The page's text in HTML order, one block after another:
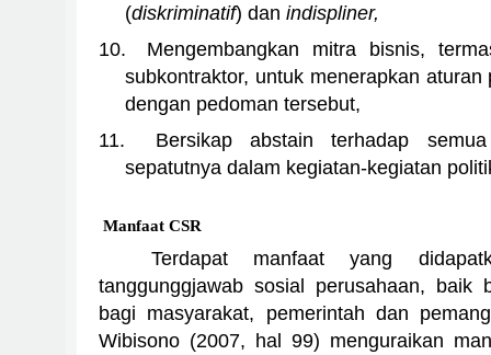
(diskriminatif) dan indispliner,
10.
Mengembangkan mitra bisnis,
subkontraktor, untuk menerapkan
dengan pedoman tersebut,
11.
Bersikap abstain terhadap
sepatutnya dalam kegiatan-kegiatan
Manfaat CSR
Terdapat manfaat yang
tanggunggjawab sosial perusahaan, baik
bagi masyarakat, pemerintah dan
Wibisono (2007, hal 99) menguraikan